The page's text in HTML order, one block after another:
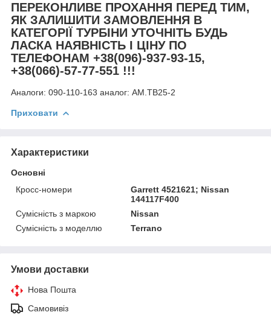
ПЕРЕКОНЛИВЕ ПРОХАННЯ ПЕРЕД ТИМ,
ЯК ЗАЛИШИТИ ЗАМОВЛЕННЯ В
КАТЕГОРІЇ ТУРБІНИ УТОЧНІТЬ БУДЬ
ЛАСКА НАЯВНІСТЬ І ЦІНУ ПО
ТЕЛЕФОНАМ +38(096)-937-93-15,
+38(066)-57-77-551 !!!
Аналоги: 090-110-163 аналог: AM.TB25-2
Приховати
Характеристики
Основні
Кросс-номери
Garrett 4521621; Nissan
144117F400
Сумісність з маркою
Nissan
Сумісність з моделлю
Terrano
Умови доставки
Нова Пошта
Самовивіз